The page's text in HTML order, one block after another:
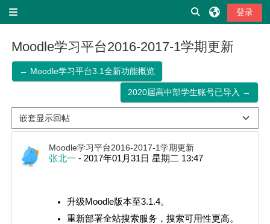
切换搜索输入
登录
Moodle学习平台2016-2017-1学期更新
← Moodle学习平台3.1全新功能概览
2020届高中部学生账号已导入 →
显示模式
Moodle学习平台2016-2017-1学期更新
张北一 - 2017年01月31日 星期二 13:47
回帖数：0
升级Moodle版本至3.1.4。
重新部署全站搜索服务，搜索可用性更高。